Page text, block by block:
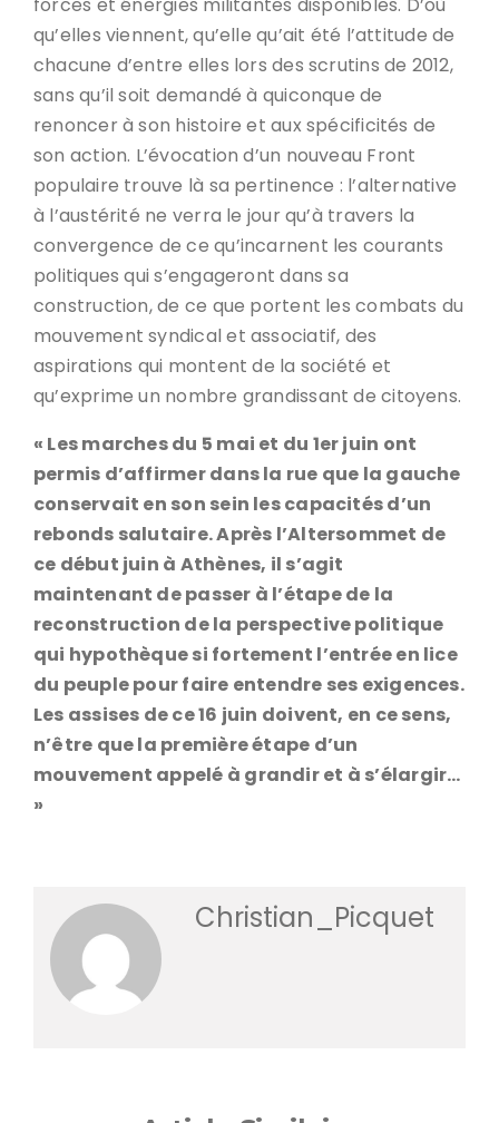
qu’elles viennent, qu’elle qu’ait été l’attitude de
chacune d’entre elles lors des scrutins de 2012,
sans qu’il soit demandé à quiconque de
renoncer à son histoire et aux spécificités de
son action. L’évocation d’un nouveau Front
populaire trouve là sa pertinence : l’alternative
à l’austérité ne verra le jour qu’à travers la
convergence de ce qu’incarnent les courants
politiques qui s’engageront dans sa
construction, de ce que portent les combats du
mouvement syndical et associatif, des
aspirations qui montent de la société et
qu’exprime un nombre grandissant de citoyens.
« Les marches du 5 mai et du 1er juin ont
permis d’affirmer dans la rue que la gauche
conservait en son sein les capacités d’un
rebonds salutaire. Après l’Altersommet de
ce début juin à Athènes, il s’agit
maintenant de passer à l’étape de la
reconstruction de la perspective politique
qui hypothèque si fortement l’entrée en lice
du peuple pour faire entendre ses exigences.
Les assises de ce 16 juin doivent, en ce sens,
n’être que la première étape d’un
mouvement appelé à grandir et à s’élargir…
»
Christian_Picquet